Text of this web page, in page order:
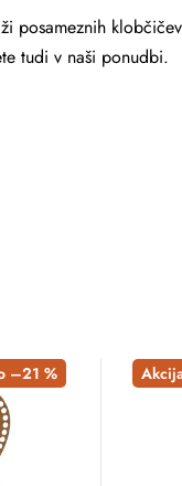
posameznih
tudi v naši ponudbi.
–21 %